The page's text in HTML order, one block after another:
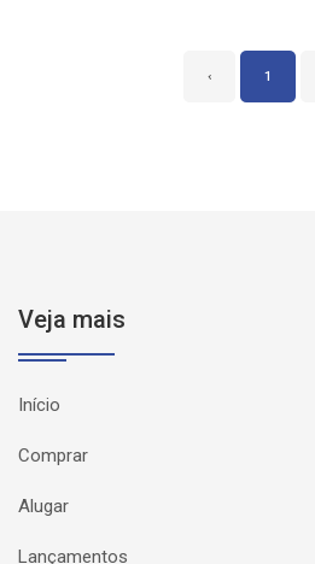
‹ 1
Veja mais
Início
Comprar
Alugar
Lançamentos